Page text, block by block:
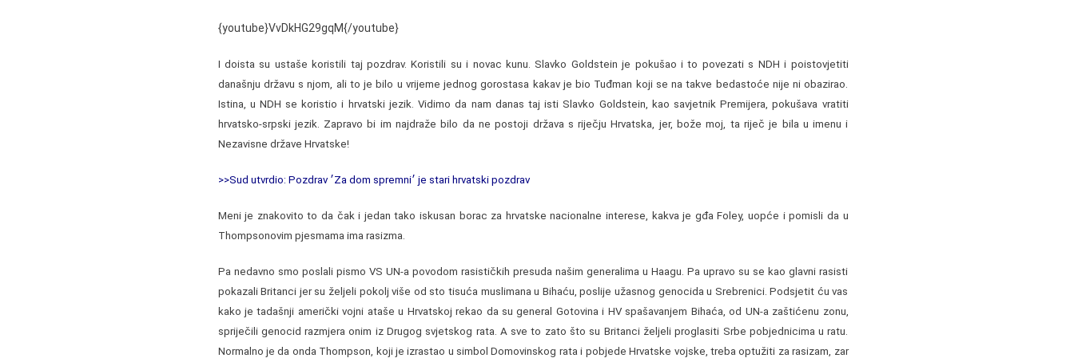
{youtube}VvDkHG29gqM{/youtube}
I doista su ustaše koristili taj pozdrav. Koristili su i novac kunu. Slavko Goldstein je pokušao i to povezati s NDH i poistovjetiti
današnju državu s njom, ali to je bilo u vrijeme jednog gorostasa kakav je bio Tuđman koji se na takve bedastoće nije ni obazirao.
Istina, u NDH se koristio i hrvatski jezik. Vidimo da nam danas taj isti Slavko Goldstein, kao savjetnik Premijera, pokušava vratiti
hrvatsko-srpski jezik. Zapravo bi im najdraže bilo da ne postoji država s riječju Hrvatska, jer, bože moj, ta riječ je bila u imenu i
Nezavisne države Hrvatske!
>>Sud utvrdio: Pozdrav ׳Za dom spremni׳ je stari hrvatski pozdrav
Meni je znakovito to da čak i jedan tako iskusan borac za hrvatske nacionalne interese, kakva je gđa Foley, uopće i pomisli da u
Thompsonovim pjesmama ima rasizma.
Pa nedavno smo poslali pismo VS UN-a povodom rasističkih presuda našim generalima u Haagu. Pa upravo su se kao glavni rasisti
pokazali Britanci jer su željeli pokolj više od sto tisuća muslimana u Bihaću, poslije užasnog genocida u Srebrenici. Podsjetit ću vas
kako je tadašnji američki vojni ataše u Hrvatskoj rekao da su general Gotovina i HV spašavanjem Bihaća, od UN-a zaštićenu zonu,
spriječili genocid razmjera onim iz Drugog svjetskog rata. A sve to zato što su Britanci željeli proglasiti Srbe pobjednicima u ratu.
Normalno je da onda Thompson, koji je izrastao u simbol Domovinskog rata i pobjede Hrvatske vojske, treba optužiti za rasizam, zar